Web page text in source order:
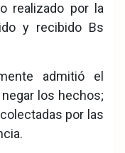
realizado por la
y recibido Bs
admitió el
los hechos;
por las